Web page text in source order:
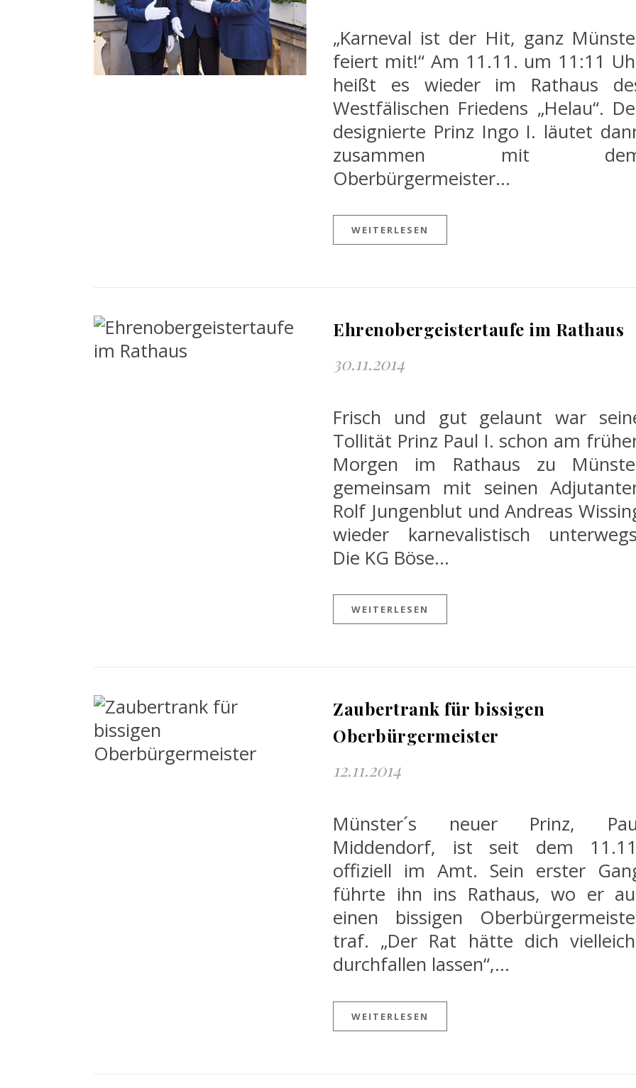
„Karneval ist der Hit, ganz
feiert mit!“ Am 11.11. um 11:11
heißt es wieder im Rathaus
Westfälischen Friedens „Helau“.
designierte Prinz Ingo I. läutet
zusammen mit
Oberbürgermeister…
WEITERLESEN
Ehrenobergeistertaufe im Rathaus
30.11.2014
Frisch und gut gelaunt war
Tollität Prinz Paul I. schon am
Morgen im Rathaus zu
gemeinsam mit seinen
Rolf Jungenblut und Andreas
wieder karnevalistisch
Die KG Böse…
WEITERLESEN
Zaubertrank für bissigen
Oberbürgermeister
12.11.2014
Münster´s neuer Prinz,
Middendorf, ist seit dem
offiziell im Amt. Sein erster
führte ihn ins Rathaus, wo er
einen bissigen
traf. „Der Rat hätte dich
durchfallen lassen“,…
WEITERLESEN